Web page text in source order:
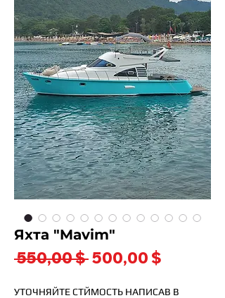
Яхта "Mavim"
550,00 $ Обычная
500,00 $
УТОЧНЯЙТЕ СТЙМОСТЬ НАПИСАВ В